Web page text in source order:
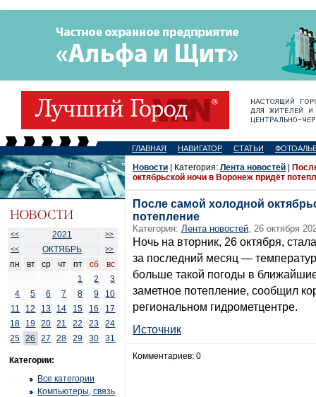
ГЛАВНАЯ НАВИГАТОР СТАТЬИ
<< 2021
>>
<<
ОКТЯБРЬ >>
пн вт ср чт пт сб
вс
1
2
3
4
5 6 7 8 9
10
11
12 13 14 15 16
17
18
19 20 21 22 23
24
25
26 27 28 29 30 31
Категории:
Все категории
Компьютеры, связь
Новости | Категория: Лента новостей
октябрьской ночи в Воронеж придёт
После самой холодной
потепление
Категория: Лента новостей, 26 октября
Ночь на вторник, 26 октября,
за последний месяц —
больше такой погоды в
заметное потепление, сообщил
региональном гидрометцентре.
Источник
Комментариев: 0